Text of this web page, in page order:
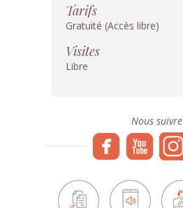
Tarifs
Gratuité (Accès libre)
Visites
Libre
Nous suivre